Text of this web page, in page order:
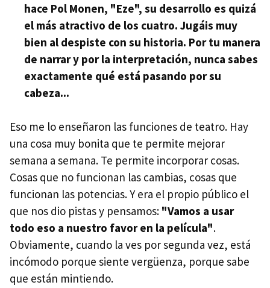
hace Pol Monen, "Eze", su desarrollo es quizá
el más atractivo de los cuatro. Jugáis muy
bien al despiste con su historia. Por tu manera
de narrar y por la interpretación, nunca sabes
exactamente qué está pasando por su
cabeza...
Eso me lo enseñaron las funciones de teatro. Hay
una cosa muy bonita que te permite mejorar
semana a semana. Te permite incorporar cosas.
Cosas que no funcionan las cambias, cosas que
funcionan las potencias. Y era el propio público el
que nos dio pistas y pensamos: "Vamos a usar
todo eso a nuestro favor en la película".
Obviamente, cuando la ves por segunda vez, está
incómodo porque siente vergüenza, porque sabe
que están mintiendo.